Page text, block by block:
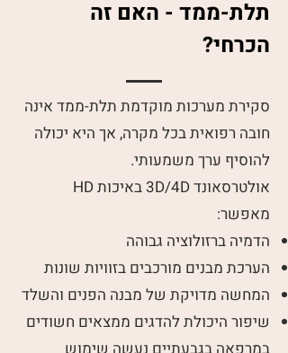
תלת-ממד - האם זה
הכרחי?
סקירת מערכות מוקדמת תלת-ממד אינה
חובה רפואית בכל מקרה, אך היא יכולה
להוסיף ערך משמעותי.
אולטרסאונד 3D/4D באיכות HD
מאפשר:
הדמיה ברזולוציה גבוהה
הערכת מבנים מורכבים בזוויות שונות
המחשה מדויקת של מבנה הפנים והשלד
שיפור היכולת להדגים ממצאים חשודים